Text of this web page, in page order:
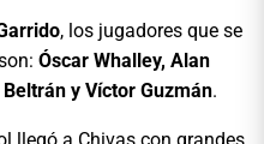
, los jugadores que se
Óscar Whalley, Alan
y Víctor Guzmán.